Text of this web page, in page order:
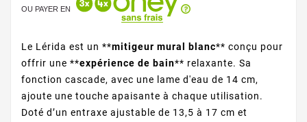
OU PAYER EN
Le Lérida est un **mitigeur mural blanc** conçu pour
offrir une **expérience de bain** relaxante. Sa
fonction cascade, avec une lame d'eau de 14 cm,
ajoute une touche apaisante à chaque utilisation.
Doté d’un entraxe ajustable de 13,5 à 17 cm et